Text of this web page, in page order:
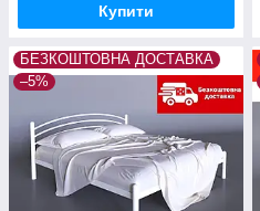
Купити
БЕЗКОШТОВНА ДОСТАВКА
–5%